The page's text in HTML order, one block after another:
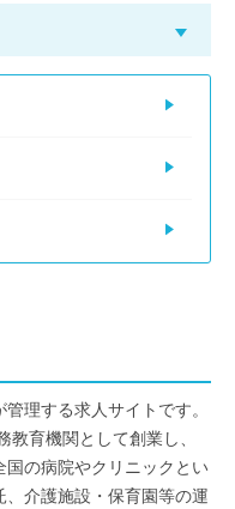
理する求人サイトです。
育機関として創業し、
の病院やクリニックとい
介護施設・保育園等の運